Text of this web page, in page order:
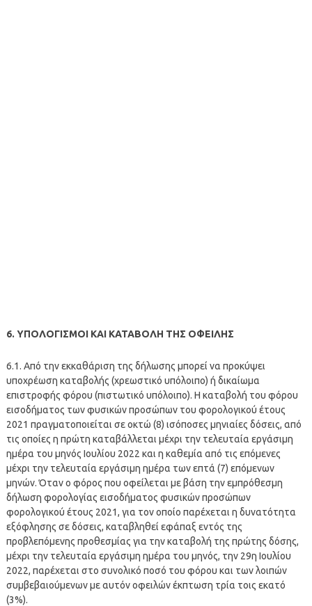
6. ΥΠΟΛΟΓΙΣΜΟΙ ΚΑΙ ΚΑΤΑΒΟΛΗ ΤΗΣ ΟΦΕΙΛΗΣ
6.1. Από την εκκαθάριση της δήλωσης μπορεί να προκύψει
υποχρέωση καταβολής (χρεωστικό υπόλοιπο) ή δικαίωμα
επιστροφής φόρου (πιστωτικό υπόλοιπο). Η καταβολή του φόρου
εισοδήματος των φυσικών προσώπων του φορολογικού έτους
2021 πραγματοποιείται σε οκτώ (8) ισόποσες μηνιαίες δόσεις, από
τις οποίες η πρώτη καταβάλλεται μέχρι την τελευταία εργάσιμη
ημέρα του μηνός Ιουλίου 2022 και η καθεμία από τις επόμενες
μέχρι την τελευταία εργάσιμη ημέρα των επτά (7) επόμενων
μηνών. Όταν ο φόρος που οφείλεται με βάση την εμπρόθεσμη
δήλωση φορολογίας εισοδήματος φυσικών προσώπων
φορολογικού έτους 2021, για τον οποίο παρέχεται η δυνατότητα
εξόφλησης σε δόσεις, καταβληθεί εφάπαξ εντός της
προβλεπόμενης προθεσμίας για την καταβολή της πρώτης δόσης,
μέχρι την τελευταία εργάσιμη ημέρα του μηνός, την 29η Ιουλίου
2022, παρέχεται στο συνολικό ποσό του φόρου και των λοιπών
συμβεβαιούμενων με αυτόν οφειλών έκπτωση τρία τοις εκατό
(3%).